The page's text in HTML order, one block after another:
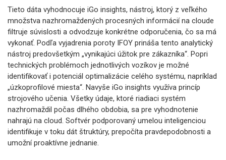
Tieto dáta vyhodnocuje iGo insights, nástroj, ktorý z veľkého
množstva nazhromaždených procesných informácií na cloude
filtruje súvislosti a odvodzuje konkrétne odporučenia, čo sa má
vykonať. Podľa vyjadrenia poroty IFOY prináša tento analytický
nástroj predovšetkým „vynikajúci úžitok pre zákazníka“. Popri
technických problémoch jednotlivých vozíkov je možné
identifikovať i potenciál optimalizácie celého systému, napríklad
„úzkoprofilové miesta“. Navyše iGo insights využíva princíp
strojového učenia. Všetky údaje, ktoré riadiaci systém
nazhromaždil počas dlhého obdobia, sa pre vyhodnotenie
nahrajú na cloud. Softvér podporovaný umelou inteligenciou
identifikuje v toku dát štruktúry, prepočíta pravdepodobnosti a
umožní proaktívne jednanie.